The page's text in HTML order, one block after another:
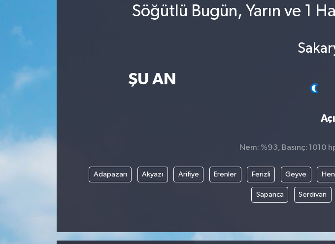
Söğütlü Bugün, Yarın ve 1
ŞU AN
Nem: %93, Basınç: 1010
Adapazarı Akyazı Arifiye Erenler Ferizli Geyve
Sapanca Serdivan